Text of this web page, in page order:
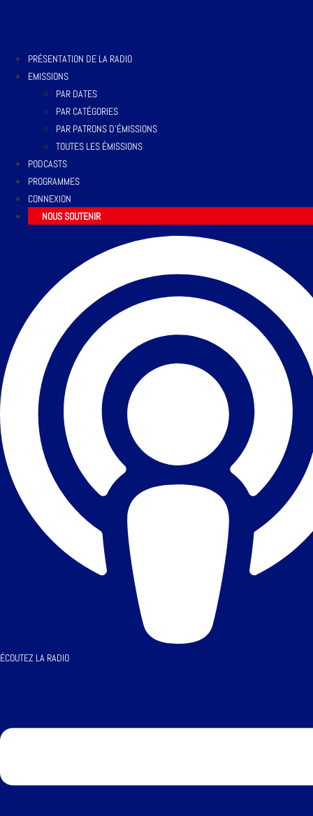
PRÉSENTATION DE LA RADIO
EMISSIONS
PAR DATES
PAR CATÉGORIES
PAR PATRONS D’ÉMISSIONS
TOUTES LES ÉMISSIONS
PODCASTS
PROGRAMMES
CONNEXION
NOUS SOUTENIR
ÉCOUTEZ LA RADIO